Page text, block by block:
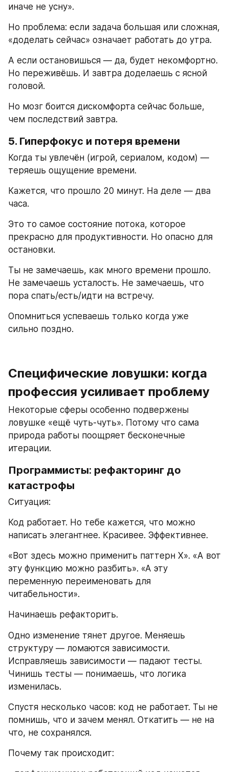
иначе не усну».
Но проблема: если задача большая или сложная,
«доделать сейчас» означает работать до утра.
А если остановишься — да, будет некомфортно.
Но переживёшь. И завтра доделаешь с ясной
головой.
Но мозг боится дискомфорта сейчас больше,
чем последствий завтра.
5. Гиперфокус и потеря времени
Когда ты увлечён (игрой, сериалом, кодом) —
теряешь ощущение времени.
Кажется, что прошло 20 минут. На деле — два
часа.
Это то самое состояние потока, которое
прекрасно для продуктивности. Но опасно для
остановки.
Ты не замечаешь, как много времени прошло.
Не замечаешь усталость. Не замечаешь, что
пора спать/есть/идти на встречу.
Опомниться успеваешь только когда уже
сильно поздно.
Специфические ловушки: когда
профессия усиливает проблему
Некоторые сферы особенно подвержены
ловушке «ещё чуть-чуть». Потому что сама
природа работы поощряет бесконечные
итерации.
Программисты: рефакторинг до
катастрофы
Ситуация:
Код работает. Но тебе кажется, что можно
написать элегантнее. Красивее. Эффективнее.
«Вот здесь можно применить паттерн X». «А вот
эту функцию можно разбить». «А эту
переменную переименовать для
читабельности».
Начинаешь рефакторить.
Одно изменение тянет другое. Меняешь
структуру — ломаются зависимости.
Исправляешь зависимости — падают тесты.
Чинишь тесты — понимаешь, что логика
изменилась.
Спустя несколько часов: код не работает. Ты не
помнишь, что и зачем менял. Откатить — не на
что, не сохранялся.
Почему так происходит: